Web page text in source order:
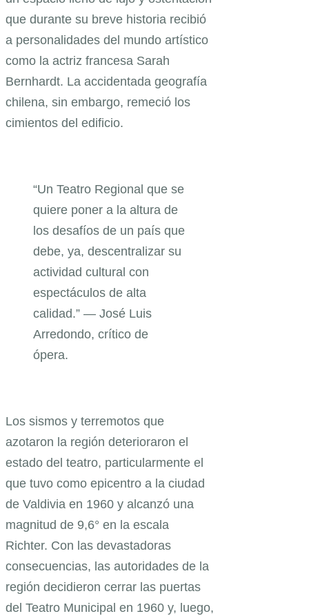
que durante su breve historia recibió
a personalidades del mundo artístico
como la actriz francesa Sarah
Bernhardt. La accidentada geografía
chilena, sin embargo, remeció los
cimientos del edificio.
“Un Teatro Regional que se
quiere poner a la altura de
los desafíos de un país que
debe, ya, descentralizar su
actividad cultural con
espectáculos de alta
calidad.” — José Luis
Arredondo, crítico de
ópera.
Los sismos y terremotos que
azotaron la región deterioraron el
estado del teatro, particularmente el
que tuvo como epicentro a la ciudad
de Valdivia en 1960 y alcanzó una
magnitud de 9,6° en la escala
Richter. Con las devastadoras
consecuencias, las autoridades de la
región decidieron cerrar las puertas
del Teatro Municipal en 1960 y, luego,